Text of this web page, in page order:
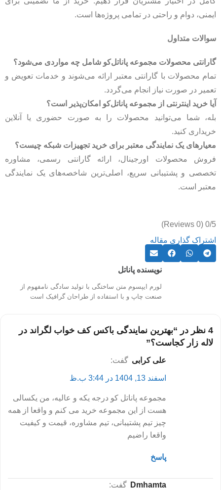
ایمنی، دوام و راحتی در تمامی پروژه‌ها است.
سوالات متداول
گارانتی محصولات مجموعه پاناتل‌کو شامل چه مواردی می‌شود؟
تمام محصولات با گارانتی معتبر ارائه می‌شوند و خدمات تعویض و
تعمیر در صورت نیاز انجام می‌گردد.
آیا خرید اینترنتی از مجموعه پاناتل‌کو امکان‌پذیر است؟
بله، شما می‌توانید محصولات را به صورت حضوری یا آنلاین
خریداری کنید.
معیارهای یک نمایندگی معتبر برای خرید تجهیزات شبکه چیست؟
فروش محصولات اورجینال، ارائه گارانتی رسمی، مشاوره
تخصصی و پشتیبانی سریع، اصلی‌ترین شاخصه‌های یک نمایندگی
معتبر است.
0/5
(0 Reviews)
اشتراک گذاری مقاله
نویسنده پاناتل
لورم ایپسوم متن ساختگی با تولید سادگی نامفهوم از
صنعت چاپ و با استفاده از طراحان گرافیک است
4 نظر در “
بهترین نمایندگی باکس کف خواب لگراند در
لاله زار کجاست؟”
علی کرابی گفت:
اسفند 13, 1404 در 3:44 ب.ظ
مجموعه پاناتل کو درجه یکه و عالیه، من یکسالی
هست از این مجموعه خرید می کنم و واقعا از همه
چیز تیم پشتیبانی، تیم مشاوره، قیمت و کیفیت
واقعا راضیم
پاسخ
dmhamta گفت: